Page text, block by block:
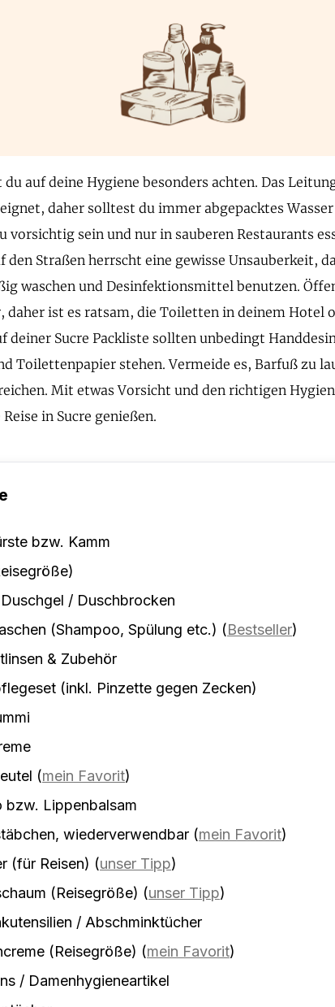
du auf deine Hygiene besonders achten. Das
daher solltest du immer abgepacktes
vorsichtig sein und nur in sauberen Restaurants
den Straßen herrscht eine gewisse Unsauberkeit,
waschen und Desinfektionsmittel benutzen.
daher ist es ratsam, die Toiletten in deinem Hotel
deiner Sucre Packliste sollten unbedingt
Toilettenpapier stehen. Vermeide es, Barfuß zu
Mit etwas Vorsicht und den richtigen
in Sucre genießen.
bzw. Kamm
/ Duschbrocken
(Shampoo, Spülung etc.) (Bestseller)
& Zubehör
(inkl. Pinzette gegen Zecken)
(mein Favorit)
bzw. Lippenbalsam
wiederverwendbar (mein Favorit)
(für Reisen) (unser Tipp)
(Reisegröße) (unser Tipp)
/ Abschminktücher
(Reisegröße) (mein Favorit)
/ Damenhygieneartikel